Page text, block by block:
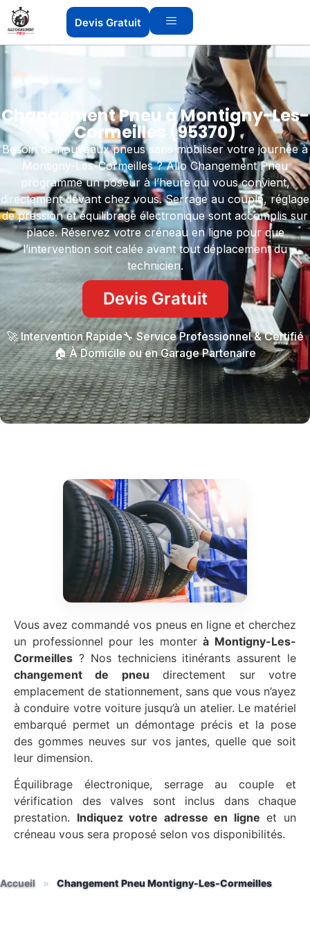
Devis Gratuit
Changement Pneu à Montigny-Les-
Cormeilles (95370)
Besoin de nouveaux pneus sans mobiliser votre journée à
Montigny-Les-Cormeilles ? Allo Changement Pneu
programme un poseur à l’heure qui vous convient,
directement devant chez vous. Serrage au couple, réglage
de pression et équilibrage électronique sont accomplis sur
place. Réservez votre créneau en ligne pour que
l’intervention soit calée avant tout déplacement du
technicien.
Devis Gratuit
🚀 Intervention Rapide🔧 Service Professionnel & Certifié
🏠 À Domicile ou en Garage Partenaire
Vous avez commandé vos pneus en ligne et cherchez
un professionnel pour les monterà Montigny-Les-
Cormeilles ? Nos techniciens itinérants assurent le
changement de pneu directement sur votre
emplacement de stationnement, sans que vous n’ayez
à conduire votre voiture jusqu’à un atelier. Le matériel
embarqué permet un démontage précis et la pose
des gommes neuves sur vos jantes, quelle que soit
leur dimension.
Équilibrage électronique, serrage au couple et
vérification des valves sont inclus dans chaque
prestation. Indiquez votre adresse en ligne et un
créneau vous sera proposé selon vos disponibilités.
Accueil » Changement Pneu Montigny-Les-Cormeilles